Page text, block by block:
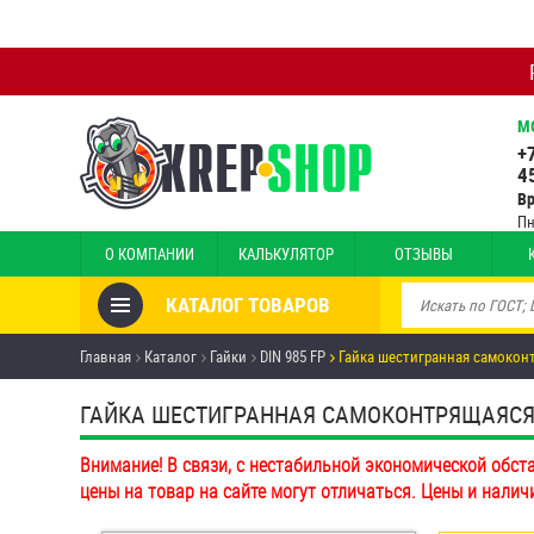
О КОМПАНИИ КАЛЬКУЛЯТОР ОТЗЫВЫ
КАТАЛОГ ТОВАРОВ
Товары со скидкой
Анкеры
Антивандальный крепёж,
инструмент
Болты и винты
Главная Каталог Гайки DIN 985 FP Гайка шестигранная
ГАЙКА ШЕСТИГРАННАЯ САМОКОНТРЯЩАЯСЯ
Внимание! В связи, с нестабильной экономической
цены на товар на сайте могут отличаться. Цены и